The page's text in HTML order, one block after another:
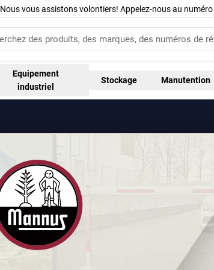
Nous vous assistons volontiers! Appelez-nous au numéro
Equipement
industriel
Stockage Manutention